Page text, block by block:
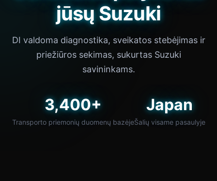
jūsų Suzuki
DI valdoma diagnostika, sveikatos stebėjimas ir
priežiūros sekimas, sukurtas Suzuki
savininkams.
3,400+
Transporto priemonių duomenų bazėje
Japan
Šalių visame pasaulyje